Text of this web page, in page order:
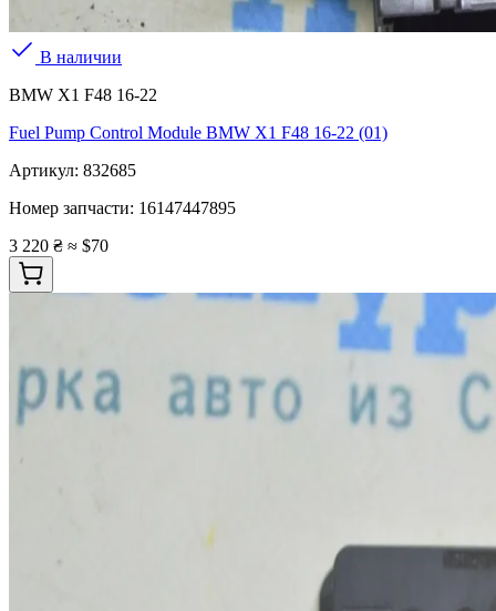
В наличии
BMW X1 F48 16-22
Fuel Pump Control Module BMW X1 F48 16-22 (01)
Артикул: 832685
Номер запчасти: 16147447895
3 220 ₴ ≈ $70